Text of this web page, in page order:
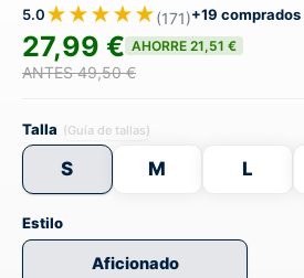
5.0★★★★★(171)+19 comprados
27,99 € AHORRE 21,51 €
ANTES 49,50 €
Talla (Guía de tallas)
S M L
Estilo
Aficionado